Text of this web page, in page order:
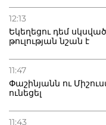
12:13
Եկեղեցու դեմ
թուլության նշան է
11:47
Փաշինյանն ու
ունեցել
11:43